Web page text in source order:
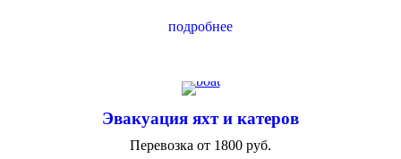
подробнее
Эвакуация яхт и катеров
Перевозка от 1800 руб.